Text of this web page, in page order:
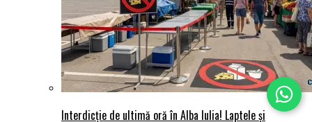
Interdicție de ultimă oră în Alba Iulia! Laptele și